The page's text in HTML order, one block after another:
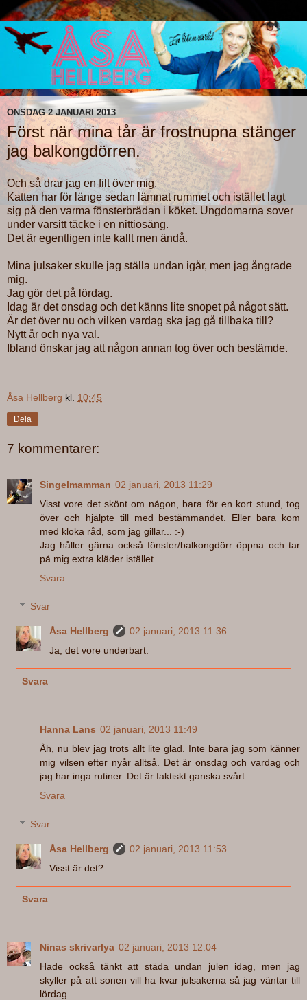
ONSDAG 2 JANUARI 2013
Först när mina tår är frostnupna stänger
jag balkongdörren.
Och så drar jag en filt över mig.
Katten har för länge sedan lämnat rummet och istället lagt
sig på den varma fönsterbrädan i köket. Ungdomarna sover
under varsitt täcke i en nittiosäng.
Det är egentligen inte kallt men ändå.
Mina julsaker skulle jag ställa undan igår, men jag ångrade
mig.
Jag gör det på lördag.
Idag är det onsdag och det känns lite snopet på något sätt.
Är det över nu och vilken vardag ska jag gå tillbaka till?
Nytt år och nya val.
Ibland önskar jag att någon annan tog över och bestämde.
Åsa Hellberg kl. 10:45
Dela
7 kommentarer:
Singelmamman 02 januari, 2013 11:29
Visst vore det skönt om någon, bara för en kort stund, tog
över och hjälpte till med bestämmandet. Eller bara kom
med kloka råd, som jag gillar... :-)
Jag håller gärna också fönster/balkongdörr öppna och tar
på mig extra kläder istället.
Svara
Svar
Åsa Hellberg
02 januari, 2013 11:36
Ja, det vore underbart.
Svara
Hanna Lans 02 januari, 2013 11:49
Åh, nu blev jag trots allt lite glad. Inte bara jag som känner
mig vilsen efter nyår alltså. Det är onsdag och vardag och
jag har inga rutiner. Det är faktiskt ganska svårt.
Svara
Svar
Åsa Hellberg
02 januari, 2013 11:53
Visst är det?
Svara
Ninas skrivarlya 02 januari, 2013 12:04
Hade också tänkt att städa undan julen idag, men jag
skyller på att sonen vill ha kvar julsakerna så jag väntar till
lördag...